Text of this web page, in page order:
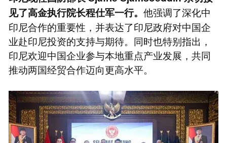
见了高金执行院长程仕军一行。 他强调了深化中
印尼合作的重要性，并表达了印尼政府对中国企
业赴印尼投资的支持与期待。同时也特别指出，
印尼欢迎中国企业参与本地重点产业发展，共同
推动两国经贸合作迈向更高水平。